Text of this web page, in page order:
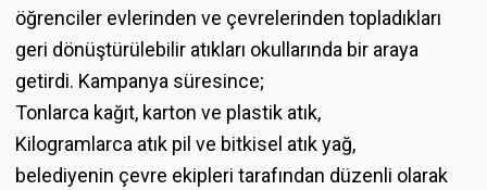
öğrenciler evlerinden ve çevrelerinden topladıkları
geri dönüştürülebilir atıkları okullarında bir araya
getirdi. Kampanya süresince;
Tonlarca kağıt, karton ve plastik atık,
Kilogramlarca atık pil ve bitkisel atık yağ,
belediyenin çevre ekipleri tarafından düzenli olarak